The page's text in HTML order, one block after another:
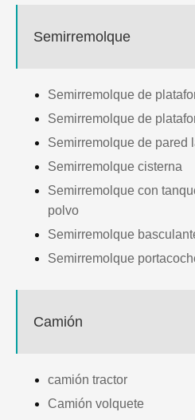
Semirremolque
Semirremolque de
Semirremolque de
Semirremolque de pared
Semirremolque cisterna
Semirremolque con
polvo
Semirremolque
Semirremolque
Camión
camión tractor
Camión volquete